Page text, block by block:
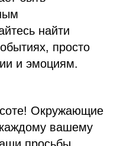
найти
просто
и эмоциям.
Окружающие
вашему